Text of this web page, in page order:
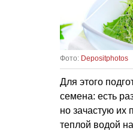
Фото: Depositphotos
Для этого
семена: есть
но зачастую их
теплой водой